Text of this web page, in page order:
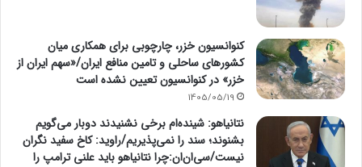
کنوانسیون خزر، چارچوبی برای همکاری میان
کشورهای ساحلی و تامین منافع ایران/«سهم ایران از
خزر» در کنوانسیون تعیین نشده است
1405/05/19
نتانیاهو: شینده‌ام برخی نشنیدند دوبار می‌گویم
بشنوند؛ سند را نمی‌پذیریم/راوید: کاخ سفید نگران
نیست/سی‌ان‌ان:چرا نتانیاهو باید علنی ترامپ را